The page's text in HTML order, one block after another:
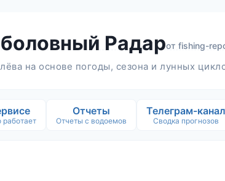
Радарот fishing-
на основе погоды, сезона и лунных
работает
Отчеты
Отчеты с водоемов
Телеграм-канал
Сводка прогнозов